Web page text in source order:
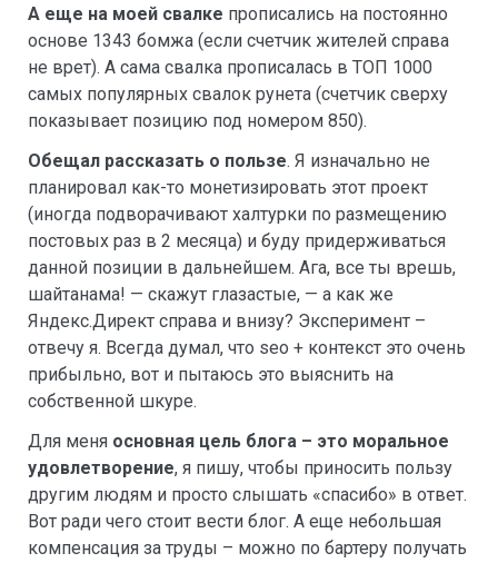
А еще на моей свалке прописались на постоянно
основе 1343 бомжа (если счетчик жителей справа
не врет). А сама свалка прописалась в ТОП 1000
самых популярных свалок рунета (счетчик сверху
показывает позицию под номером 850).
Обещал рассказать о пользе. Я изначально не
планировал как-то монетизировать этот проект
(иногда подворачивают халтурки по размещению
постовых раз в 2 месяца) и буду придерживаться
данной позиции в дальнейшем. Ага, все ты врешь,
шайтанама! — скажут глазастые, — а как же
Яндекс.Директ справа и внизу? Эксперимент –
отвечу я. Всегда думал, что seo + контекст это очень
прибыльно, вот и пытаюсь это выяснить на
собственной шкуре.
Для меня основная цель блога – это моральное
удовлетворение, я пишу, чтобы приносить пользу
другим людям и просто слышать «спасибо» в ответ.
Вот ради чего стоит вести блог. А еще небольшая
компенсация за труды – можно по бартеру получать